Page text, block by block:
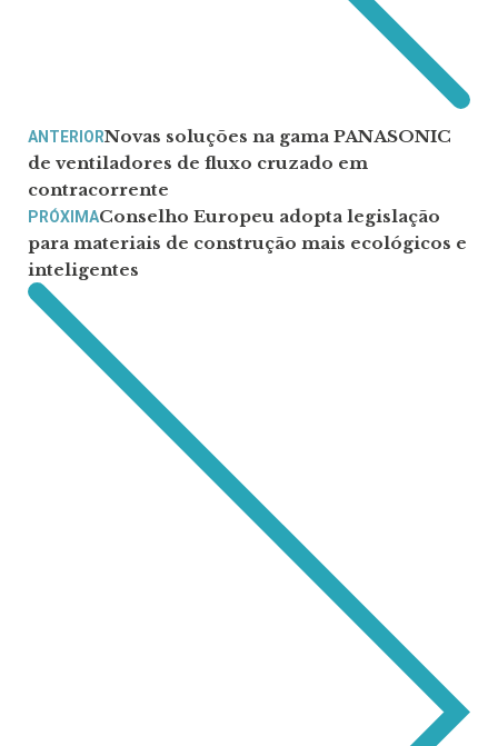
ANTERIORNovas soluções na gama PANASONIC
de ventiladores de fluxo cruzado em
contracorrente
PRÓXIMAConselho Europeu adopta legislação
para materiais de construção mais ecológicos e
inteligentes